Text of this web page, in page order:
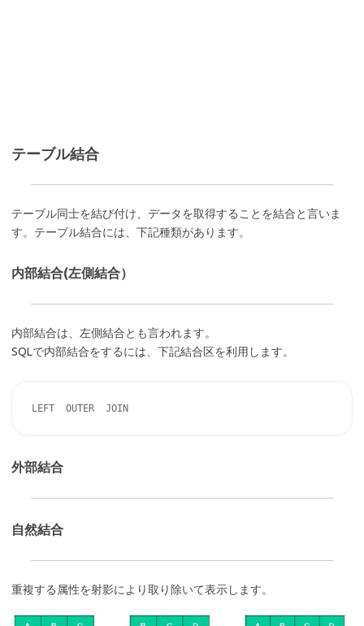
テーブル結合
テーブル同士を結び付け、データを取得することを結合と言いま
す。テーブル結合には、下記種類があります。
内部結合(左側結合）
内部結合は、左側結合とも言われます。
SQLで内部結合をするには、下記結合区を利用します。
外部結合
自然結合
重複する属性を射影により取り除いて表示します。